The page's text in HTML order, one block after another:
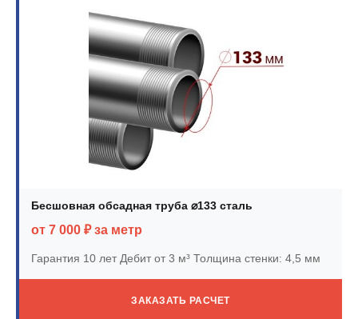
Бесшовная обсадная труба ⌀133 сталь
от 7 000 ₽ за метр
Гарантия 10 летДебит от 3 м³ Толщина стенки: 4,5 мм
ЗАКАЗАТЬ РАСЧЕТ